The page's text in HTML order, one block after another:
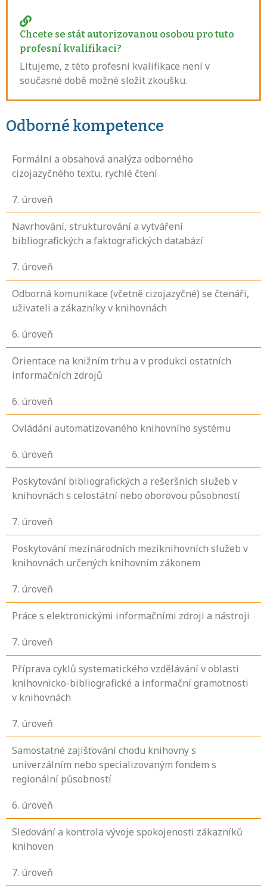
Chcete se stát autorizovanou osobou pro tuto
profesní kvalifikaci?
Litujeme, z této profesní kvalifikace není v
současné době možné složit zkoušku.
Odborné kompetence
Formální a obsahová analýza odborného
cizojazyčného textu, rychlé čtení
7. úroveň
Navrhování, strukturování a vytváření
bibliografických a faktografických databází
7. úroveň
Odborná komunikace (včetně cizojazyčné) se čtenáři,
uživateli a zákazníky v knihovnách
6. úroveň
Orientace na knižním trhu a v produkci ostatních
informačních zdrojů
6. úroveň
Ovládání automatizovaného knihovního systému
6. úroveň
Poskytování bibliografických a rešeršních služeb v
knihovnách s celostátní nebo oborovou působností
7. úroveň
Poskytování mezinárodních meziknihovních služeb v
knihovnách určených knihovním zákonem
7. úroveň
Práce s elektronickými informačními zdroji a nástroji
7. úroveň
Příprava cyklů systematického vzdělávání v oblasti
knihovnicko-bibliografické a informační gramotnosti
v knihovnách
7. úroveň
Samostatné zajišťování chodu knihovny s
univerzálním nebo specializovaným fondem s
regionální působností
6. úroveň
Sledování a kontrola vývoje spokojenosti zákazníků
knihoven
7. úroveň